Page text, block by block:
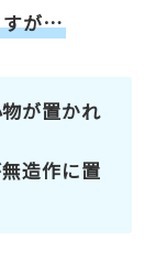
すが…
が置かれ
無造作に置